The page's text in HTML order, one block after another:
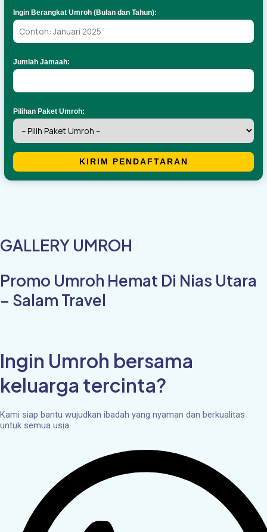
Ingin Berangkat Umroh (Bulan dan Tahun):
Jumlah Jamaah:
Pilihan Paket Umroh:
KIRIM PENDAFTARAN
GALLERY UMROH
Promo Umroh Hemat Di Nias Utara
– Salam Travel
Ingin Umroh bersama
keluarga tercinta?
Kami siap bantu wujudkan ibadah yang nyaman dan berkualitas
untuk semua usia.